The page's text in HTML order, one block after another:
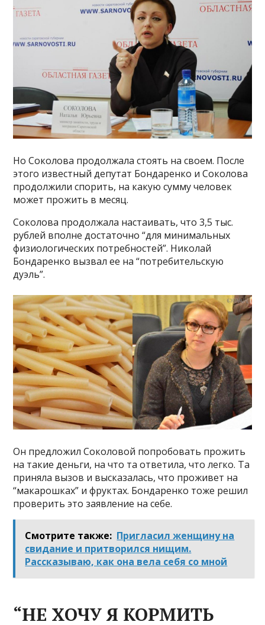
Но Соколова продолжала стоять на своем. После
этого известный депутат Бондаренко и Соколова
продолжили спорить, на какую сумму человек
может прожить в месяц.
Соколова продолжала настаивать, что 3,5 тыс.
рублей вполне достаточно “для минимальных
физиологических потребностей”. Николай
Бондаренко вызвал ее на “потребительскую
дуэль”.
Он предложил Соколовой попробовать прожить
на такие деньги, на что та ответила, что легко. Та
приняла вызов и высказалась, что проживет на
“макарошках” и фруктах. Бондаренко тоже решил
проверить это заявление на себе.
Смотрите также: Пригласил женщину на
свидание и притворился нищим.
Рассказываю, как она вела себя со мной
“НЕ ХОЧУ Я КОРМИТЬ